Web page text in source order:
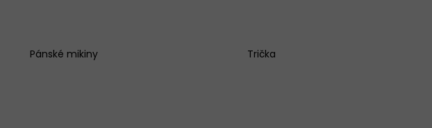
Pánské mikiny Trička